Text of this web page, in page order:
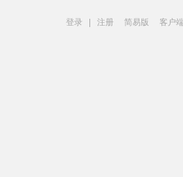
登录 注册 简易版 客户端